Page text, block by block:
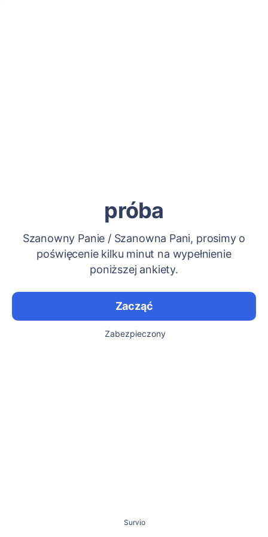
próba
Szanowny Panie / Szanowna Pani, prosimy o
poświęcenie kilku minut na wypełnienie
poniższej ankiety.
Zacząć
Zabezpieczony
Survio